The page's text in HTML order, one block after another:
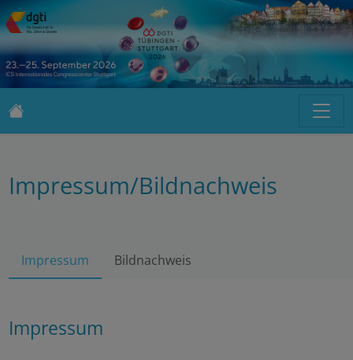
Impressum/Bildnachweis
Impressum Bildnachweis
Impressum